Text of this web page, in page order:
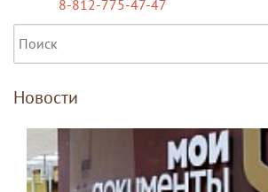
8-812-775-47-47
Новости